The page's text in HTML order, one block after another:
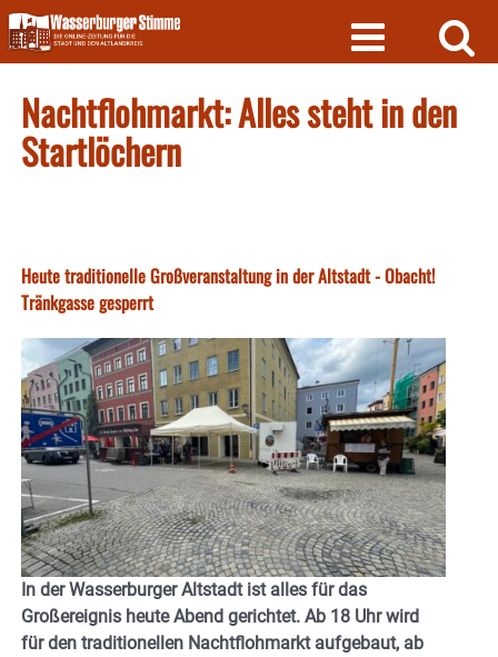
Skip
to
content
Nachtflohmarkt: Alles steht in den
Startlöchern
Heute traditionelle Großveranstaltung in der Altstadt - Obacht!
Tränkgasse gesperrt
In der Wasserburger Altstadt ist alles für das
Großereignis heute Abend gerichtet. Ab 18 Uhr wird
für den traditionellen Nachtflohmarkt aufgebaut, ab